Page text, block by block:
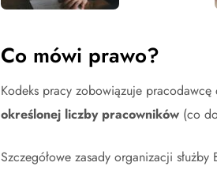
Co mówi prawo?
Kodeks pracy zobowiązuje pracodawcę
określonej liczby pracowników (co
Szczegółowe zasady organizacji